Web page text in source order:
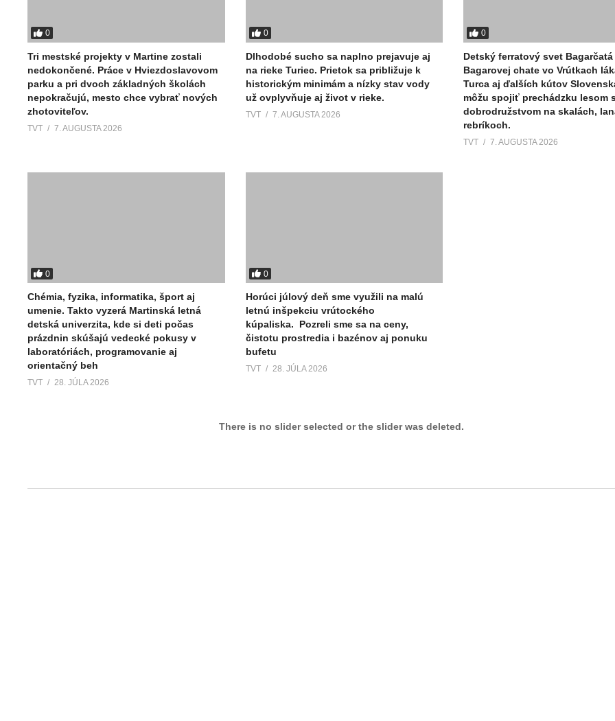
0
Tri mestské projekty v Martine zostali
nedokončené. Práce v Hviezdoslavovom
parku a pri dvoch základných školách
nepokračujú, mesto chce vybrať nových
zhotoviteľov.
TVT 7. AUGUSTA 2026
0
Dlhodobé sucho sa naplno prejavuje aj
na rieke Turiec. Prietok sa približuje k
historickým minimám a nízky stav vody
už ovplyvňuje aj život v rieke.
TVT 7. AUGUSTA 2026
0
Detský ferratový svet Bagarčatá
Bagarovej chate vo Vrútkach
Turca aj ďalších kútov
môžu spojiť prechádzku lesom
dobrodružstvom na skalách,
rebríkoch.
TVT 7. AUGUSTA 2026
0
Chémia, fyzika, informatika, šport aj
umenie. Takto vyzerá Martinská letná
detská univerzita, kde si deti počas
prázdnin skúšajú vedecké pokusy v
laboratóriách, programovanie aj
orientačný beh
TVT 28. JÚLA 2026
0
Horúci júlový deň sme využili na malú
letnú inšpekciu vrútockého
kúpaliska. Pozreli sme sa na ceny,
čistotu prostredia i bazénov aj ponuku
bufetu
TVT 28. JÚLA 2026
There is no slider selected or the slider was deleted.